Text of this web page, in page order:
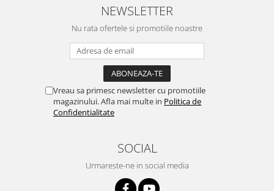
NEWSLETTER
Nu rata ofertele si promotiile noastre
Vreau sa primesc newsletter cu promotiile
magazinului. Afla mai multe in Politica de
Confidentialitate
SOCIAL
Urmareste-ne in social media